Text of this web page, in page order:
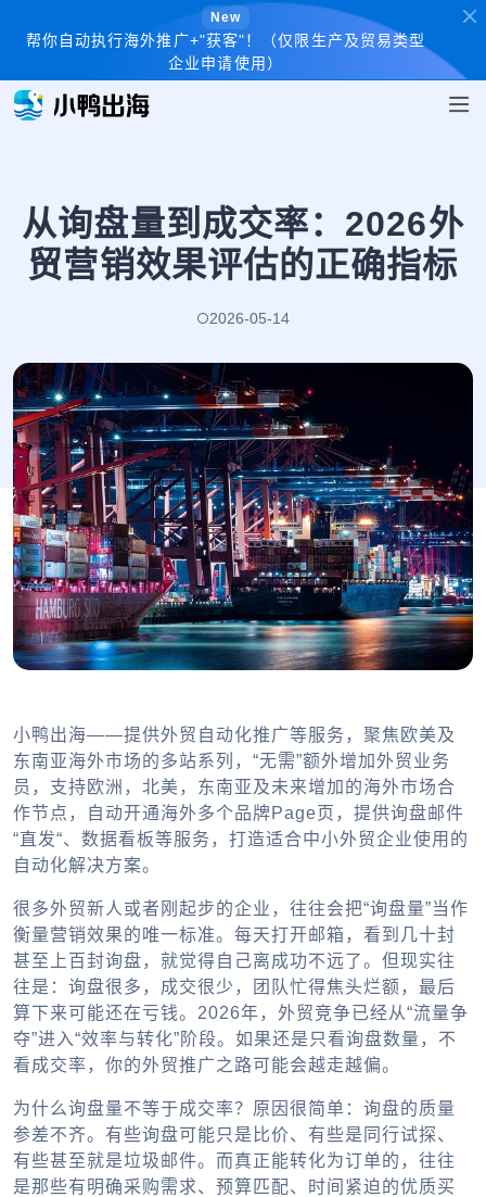
New
帮你自动执行海外推广+"获客"！（仅限生产及贸易类型
企业申请使用）
从询盘量到成交率：2026外
贸营销效果评估的正确指标
2026-05-14
小鸭出海——提供外贸自动化推广等服务，聚焦欧美及
东南亚海外市场的多站系列，“无需”额外增加外贸业务
员，支持欧洲，北美，东南亚及未来增加的海外市场合
作节点，自动开通海外多个品牌Page页，提供询盘邮件
“直发“、数据看板等服务，打造适合中小外贸企业使用的
自动化解决方案。
很多外贸新人或者刚起步的企业，往往会把“询盘量”当作
衡量营销效果的唯一标准。每天打开邮箱，看到几十封
甚至上百封询盘，就觉得自己离成功不远了。但现实往
往是：询盘很多，成交很少，团队忙得焦头烂额，最后
算下来可能还在亏钱。2026年，外贸竞争已经从“流量争
夺”进入“效率与转化”阶段。如果还是只看询盘数量，不
看成交率，你的外贸推广之路可能会越走越偏。
为什么询盘量不等于成交率？原因很简单：询盘的质量
参差不齐。有些询盘可能只是比价、有些是同行试探、
有些甚至就是垃圾邮件。而真正能转化为订单的，往往
是那些有明确采购需求、预算匹配、时间紧迫的优质买